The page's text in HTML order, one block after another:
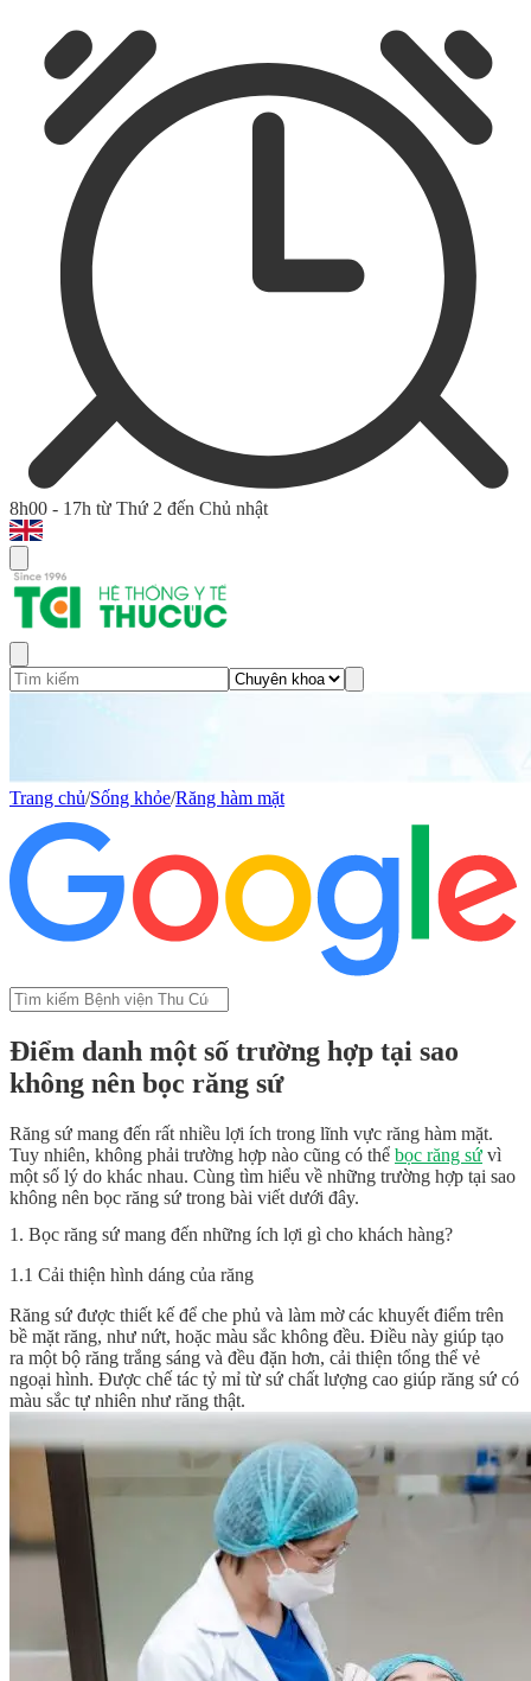
8h00 - 17h từ Thứ 2 đến Chủ nhật
Trang chủ/Sống khỏe/Răng hàm mặt
Điểm danh một số trường hợp tại sao
không nên bọc răng sứ
Răng sứ mang đến rất nhiều lợi ích trong lĩnh vực răng hàm mặt.
Tuy nhiên, không phải trường hợp nào cũng có thể bọc răng sứ vì
một số lý do khác nhau. Cùng tìm hiểu về những trường hợp tại sao
không nên bọc răng sứ trong bài viết dưới đây.
1. Bọc răng sứ mang đến những ích lợi gì cho khách hàng?
1.1 Cải thiện hình dáng của răng
Răng sứ được thiết kế để che phủ và làm mờ các khuyết điểm trên
bề mặt răng, như nứt, hoặc màu sắc không đều. Điều này giúp tạo
ra một bộ răng trắng sáng và đều đặn hơn, cải thiện tổng thể vẻ
ngoại hình. Được chế tác tỷ mỉ từ sứ chất lượng cao giúp răng sứ có
màu sắc tự nhiên như răng thật.